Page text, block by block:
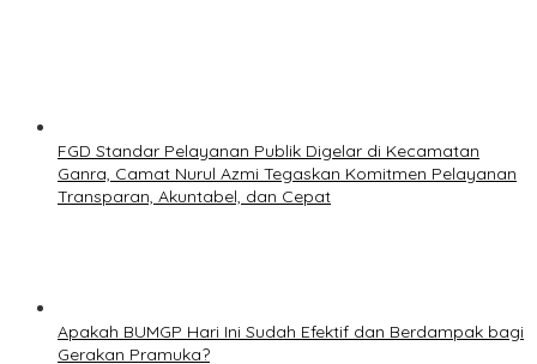
FGD Standar Pelayanan Publik Digelar di Kecamatan
Ganra, Camat Nurul Azmi Tegaskan Komitmen Pelayanan
Transparan, Akuntabel, dan Cepat
Apakah BUMGP Hari Ini Sudah Efektif dan Berdampak bagi
Gerakan Pramuka?